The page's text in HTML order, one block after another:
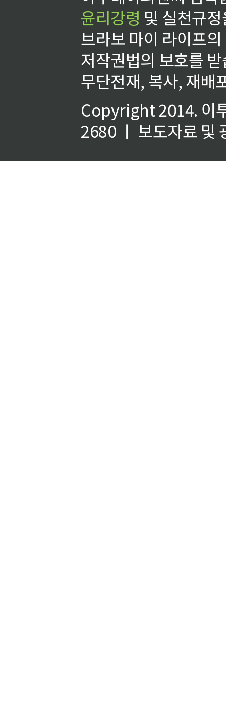
윤리강령 및 실천규
브라보 마이 라이프
저작권법의 보호를
무단전재, 복사, 재배
Copyright 2014. 이
2680 ㅣ 보도자료